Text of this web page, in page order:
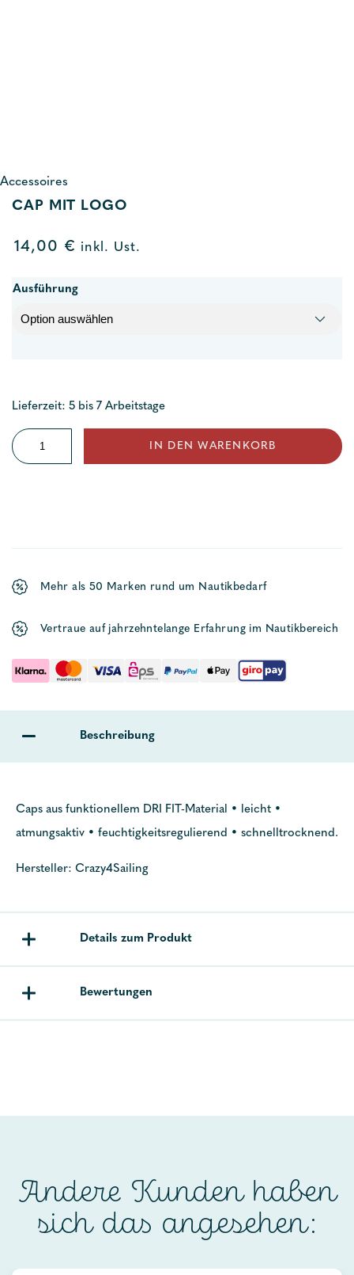
Accessoires
CAP MIT LOGO
14,00 € inkl. Ust.
Ausführung
Lieferzeit: 5 bis 7 Arbeitstage
Cap
mit
IN DEN WARENKORB
Mehr als 50 Marken rund um Nautikbedarf
Vertraue auf jahrzehntelange Erfahrung im Nautikbereich
Beschreibung
Caps aus funktionellem DRI FIT-Material • leicht •
atmungsaktiv • feuchtigkeitsregulierend • schnelltrocknend.
Hersteller: Crazy4Sailing
Details zum Produkt
Bewertungen
Andere Kunden haben
sich das angesehen: